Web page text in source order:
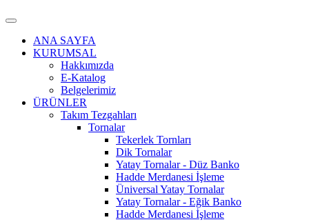
ANA SAYFA
KURUMSAL
Hakkımızda
E-Katalog
Belgelerimiz
ÜRÜNLER
Takım Tezgahları
Tornalar
Tekerlek Tornları
Dik Tornalar
Yatay Tornalar - Düz Banko
Hadde Merdanesi İşleme
Üniversal Yatay Tornalar
Yatay Tornalar - Eğik Banko
Hadde Merdanesi İşleme